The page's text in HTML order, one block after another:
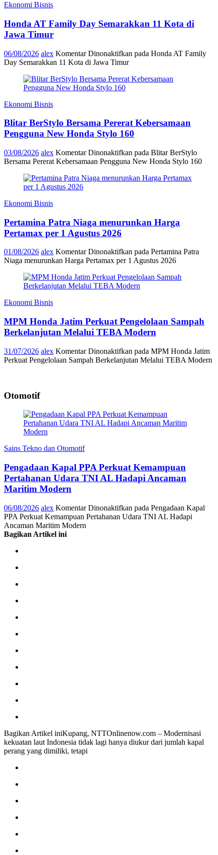
Ekonomi Bisnis
Honda AT Family Day Semarakkan 11 Kota di
Jawa Timur
06/08/2026 alex Komentar Dinonaktifkan pada Honda AT Family
Day Semarakkan 11 Kota di Jawa Timur
Ekonomi Bisnis
Blitar BerStylo Bersama Pererat Kebersamaan
Pengguna New Honda Stylo 160
03/08/2026 alex Komentar Dinonaktifkan pada Blitar BerStylo
Bersama Pererat Kebersamaan Pengguna New Honda Stylo 160
Ekonomi Bisnis
Pertamina Patra Niaga menurunkan Harga
Pertamax per 1 Agustus 2026
01/08/2026 alex Komentar Dinonaktifkan pada Pertamina Patra
Niaga menurunkan Harga Pertamax per 1 Agustus 2026
Ekonomi Bisnis
MPM Honda Jatim Perkuat Pengelolaan Sampah
Berkelanjutan Melalui TEBA Modern
31/07/2026 alex Komentar Dinonaktifkan pada MPM Honda Jatim
Perkuat Pengelolaan Sampah Berkelanjutan Melalui TEBA Modern
Otomotif
Sains Tekno dan Otomotif
Pengadaan Kapal PPA Perkuat Kemampuan
Pertahanan Udara TNI AL Hadapi Ancaman
Maritim Modern
06/08/2026 alex Komentar Dinonaktifkan pada Pengadaan Kapal
PPA Perkuat Kemampuan Pertahanan Udara TNI AL Hadapi
Ancaman Maritim Modern
Bagikan Artikel ini
Bagikan Artikel iniKupang, NTTOnlinenow.com – Modernisasi
kekuatan laut Indonesia tidak lagi hanya diukur dari jumlah kapal
perang yang dimiliki, tetapi